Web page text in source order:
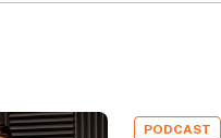
PODCAST